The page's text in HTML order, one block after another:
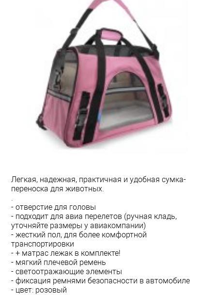
Легкая, надежная, практичная и удобная сумка-
переноска для животных.
- отверстие для головы
- подходит для авиа перелетов (ручная кладь,
уточняйте размеры у авиакомпании)
- жесткий пол, для более комфортной
транспортировки
- + матрас лежак в комплекте!
- мягкий плечевой ремень
- светоотражающие элементы
- фиксация ремнями безопасности в автомобиле
- цвет: розовый